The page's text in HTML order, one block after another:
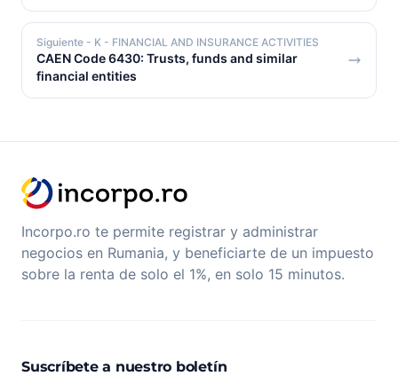
Siguiente - K - FINANCIAL AND INSURANCE ACTIVITIES
CAEN Code 6430: Trusts, funds and similar
financial entities
Incorpo.ro te permite registrar y administrar
negocios en Rumania, y beneficiarte de un impuesto
sobre la renta de solo el 1%, en solo 15 minutos.
Suscríbete a nuestro boletín